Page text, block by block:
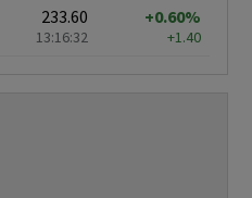
233.60
13:16:32
+0.60%
+1.40